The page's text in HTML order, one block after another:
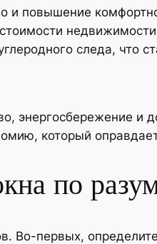
и повышение
следа, что
энергосбережение и
который
по
Во-первых,